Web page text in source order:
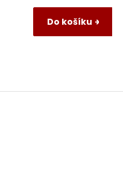
Do košíku